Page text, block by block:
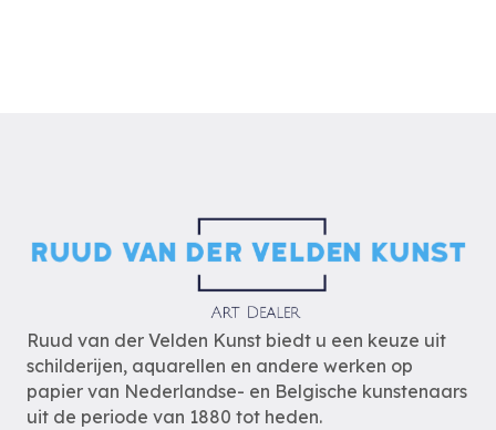
Ruud van der Velden Kunst biedt u een keuze uit
schilderijen, aquarellen en andere werken op
papier van Nederlandse- en Belgische kunstenaars
uit de periode van 1880 tot heden.